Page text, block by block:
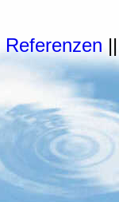
Referenzen